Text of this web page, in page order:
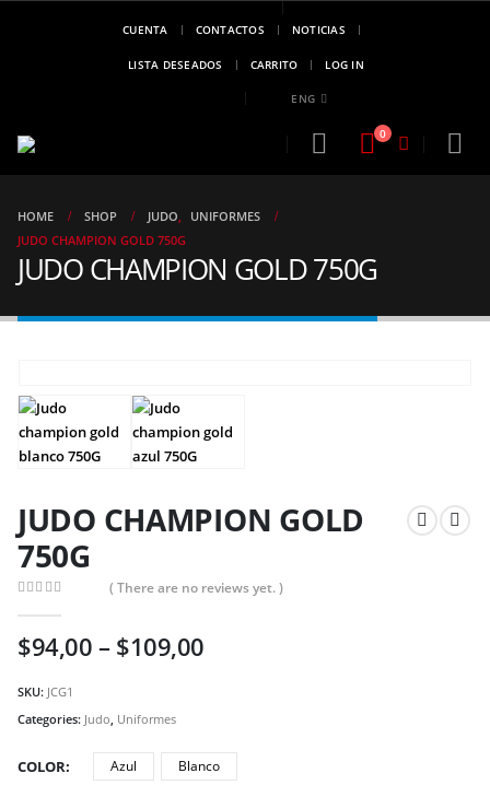
CUENTA CONTACTOS NOTICIAS
LISTA DESEADOS CARRITO LOG IN
ENG
0
HOME SHOP JUDO,
UNIFORMES
JUDO CHAMPION GOLD 750G
JUDO CHAMPION GOLD 750G
JUDO CHAMPION GOLD
750G
( There are no reviews yet. )
$94,00–$109,00
SKU: JCG1
Categories: Judo, Uniformes
COLOR Azul Blanco